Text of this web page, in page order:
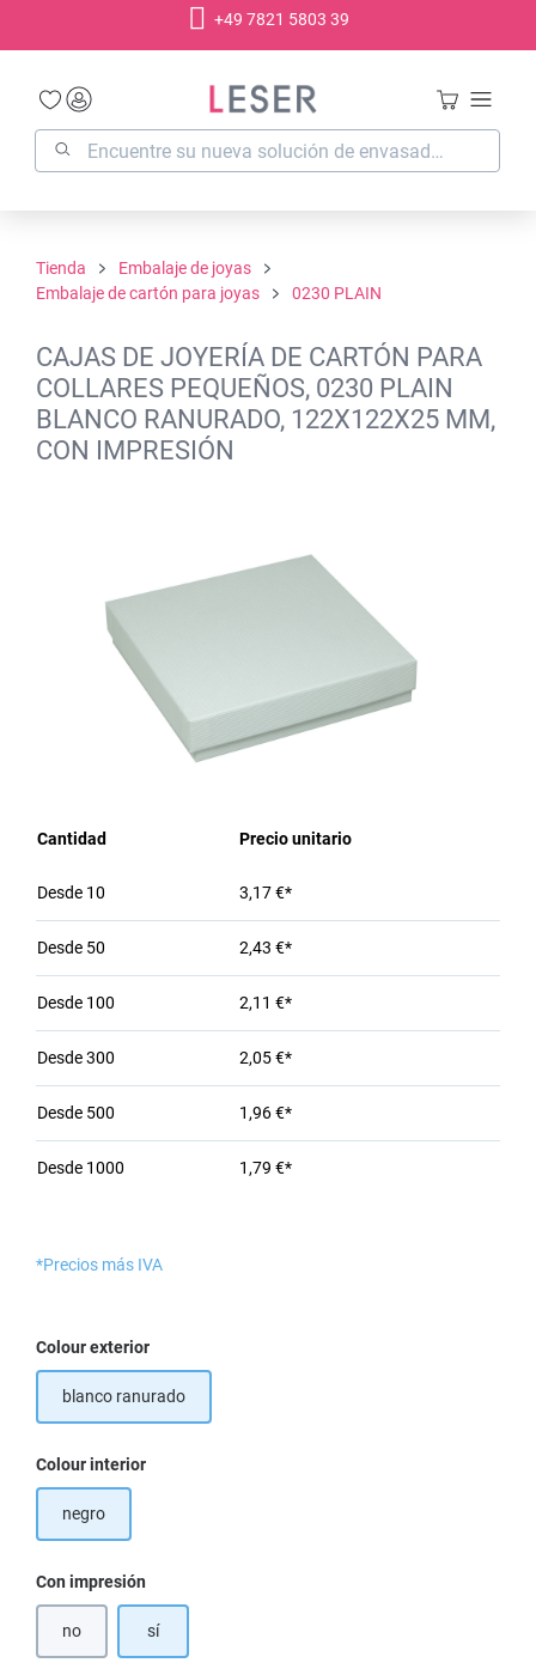
+49 7821 5803 39
Tienda
Embalaje de joyas
Embalaje de cartón para joyas
0230 PLAIN
CAJAS DE JOYERÍA DE CARTÓN PARA
COLLARES PEQUEÑOS, 0230 PLAIN
BLANCO RANURADO, 122X122X25 MM,
CON IMPRESIÓN
Cantidad Precio unitario
Desde 10 3,17 €*
Desde 50 2,43 €*
Desde 100 2,11 €*
Desde300 2,05 €*
Desde 500 1,96 €*
Desde 1000 1,79 €*
*Precios más IVA
Seleccione
Colour exterior
blanco ranurado
Seleccione
Colour interior
negro
Seleccione
Con impresión
no sí